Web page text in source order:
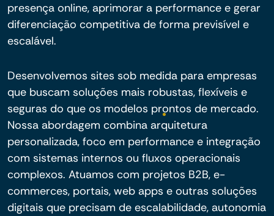
presença online, aprimorar a performance e gerar
diferenciação competitiva de forma previsível e
escalável.
Desenvolvemos sites sob medida para empresas
que buscam soluções mais robustas, flexíveis e
seguras do que os modelos prontos de mercado.
Nossa abordagem combina arquitetura
personalizada, foco em performance e integração
com sistemas internos ou fluxos operacionais
complexos. Atuamos com projetos B2B, e-
commerces, portais, web apps e outras soluções
digitais que precisam de escalabilidade, autonomia